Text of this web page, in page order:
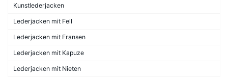
Kunstlederjacken
Lederjacken mit Fell
Lederjacken mit Fransen
Lederjacken mit Kapuze
Lederjacken mit Nieten